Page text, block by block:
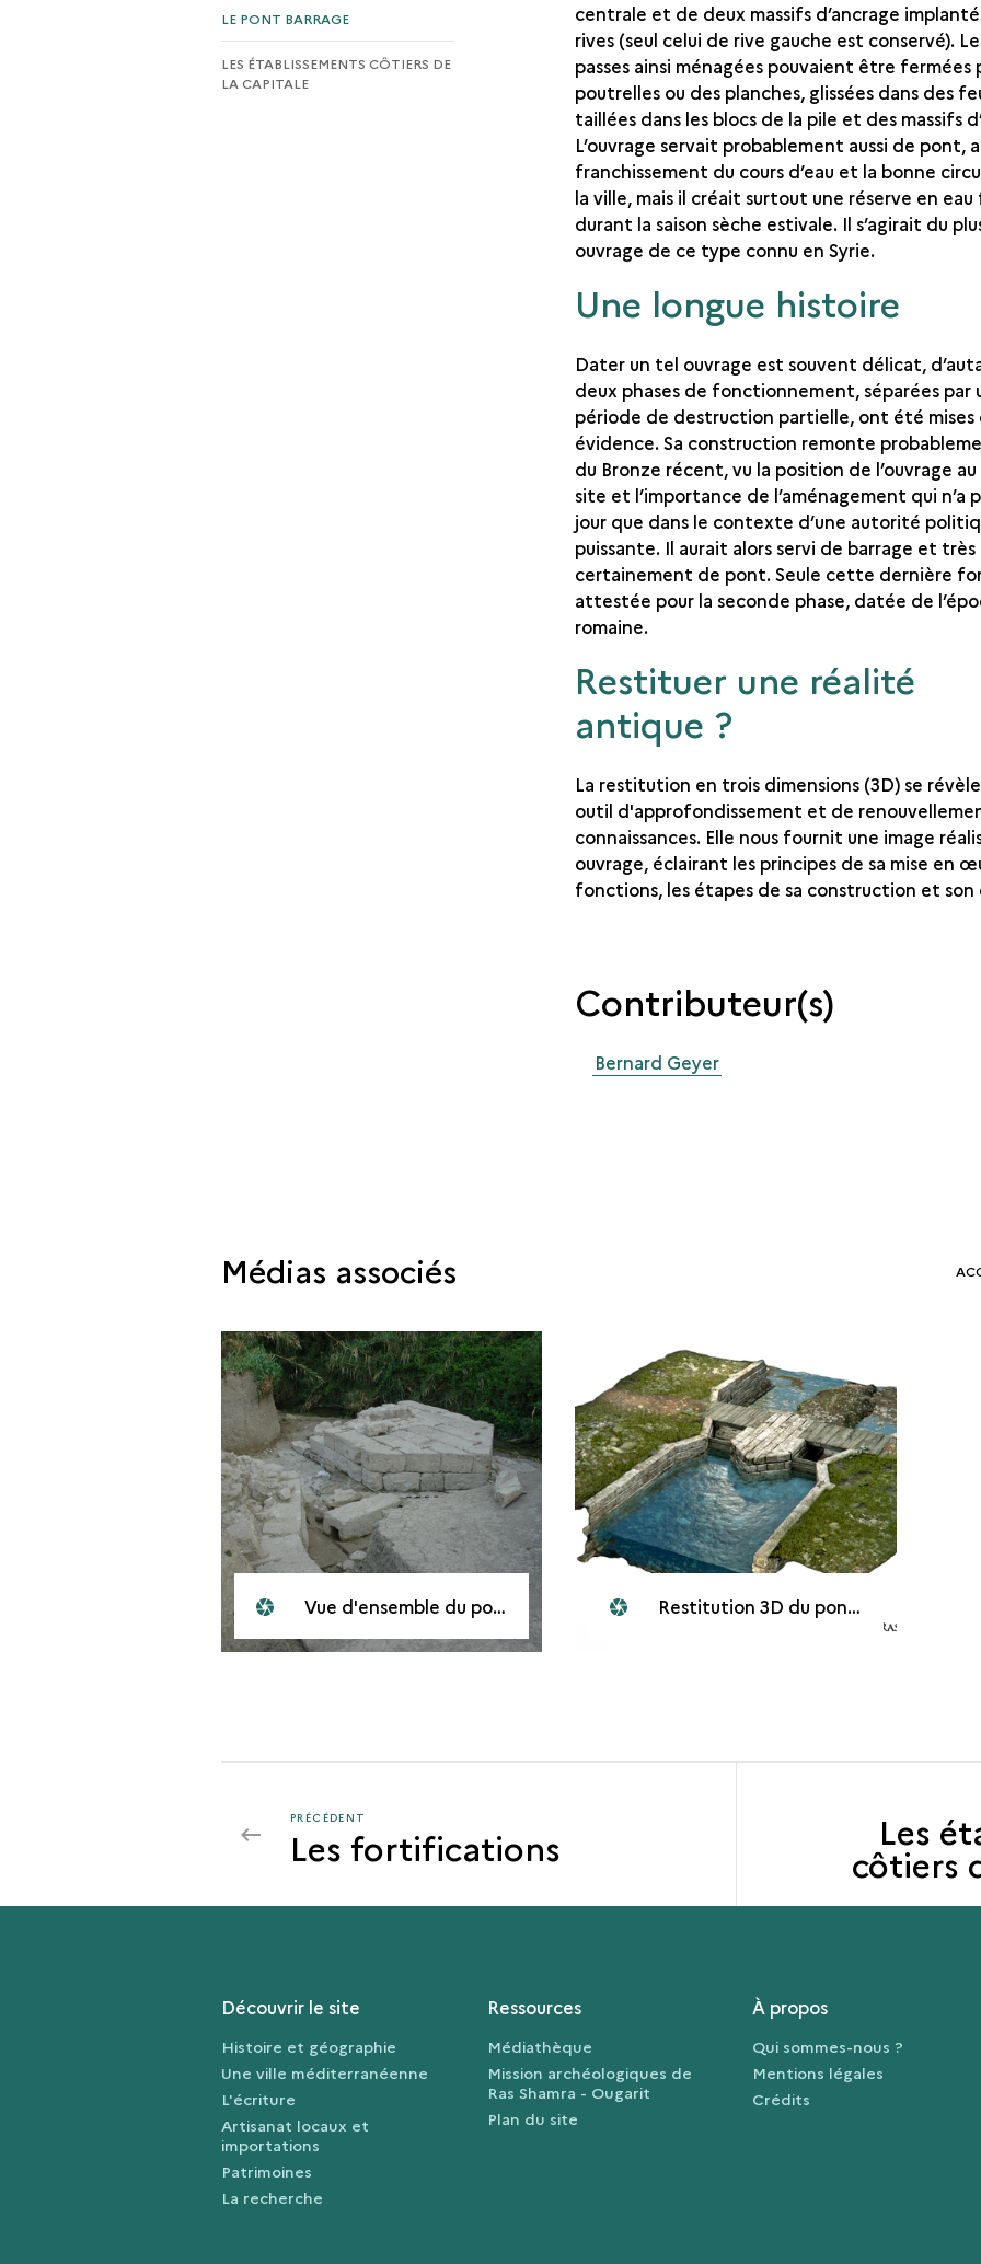
LE PONT BARRAGE
LES ÉTABLISSEMENTS CÔTIERS DE
LA CAPITALE
centrale et de deux massifs d’ancrage
rives (seul celui de rive gauche est conservé).
passes ainsi ménagées pouvaient être fermées
poutrelles ou des planches, glissées dans des
taillées dans les blocs de la pile et des massifs
L’ouvrage servait probablement aussi de pont,
franchissement du cours d’eau et la bonne
la ville, mais il créait surtout une réserve en
durant la saison sèche estivale. Il s’agirait du
ouvrage de ce type connu en Syrie.
Une longue histoire
Dater un tel ouvrage est souvent délicat,
deux phases de fonctionnement, séparées par
période de destruction partielle, ont été mises
évidence. Sa construction remonte
du Bronze récent, vu la position de l’ouvrage
site et l’importance de l’aménagement qui n’a
jour que dans le contexte d’une autorité
puissante. Il aurait alors servi de barrage et très
certainement de pont. Seule cette dernière
attestée pour la seconde phase, datée de
romaine.
Restituer une réalité
antique ?
La restitution en trois dimensions (3D) se
outil d'approfondissement et de
connaissances. Elle nous fournit une image
ouvrage, éclairant les principes de sa mise en
fonctions, les étapes de sa construction et
Contributeur(s)
Bernard Geyer
Médias associés
Vue d'ensemble du pont-barrage, depuis l'amont. Restitution 3D du pont-barrage sur le Nahr ed-Delbé
PRÉCÉDENT
LES
PRÉCÉDENT
Les fortifications Les
côtiers
Découvrir le site
Histoire et géographie
Une ville méditerranéenne
L'écriture
Artisanat locaux et
importations
Patrimoines
La recherche
Ressources
Médiathèque
Mission archéologiques de
Ras Shamra - Ougarit
Plan du site
À propos
Qui sommes-nous ?
Mentions légales
Crédits